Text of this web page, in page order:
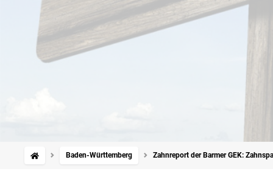
Baden-Württemberg Zahnreport der Barmer GEK: